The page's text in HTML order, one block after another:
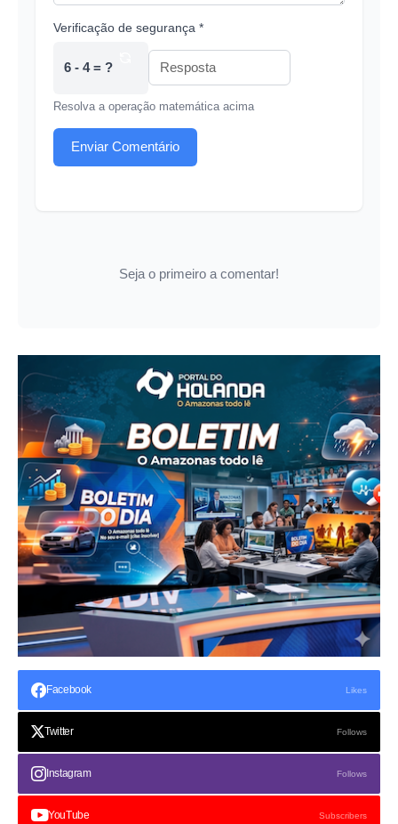
Verificação de segurança *
6 - 4 = ?
Resolva a operação matemática acima
Enviar Comentário
Seja o primeiro a comentar!
Facebook Likes
Twitter Follows
Instagram Follows
YouTube Subscribers